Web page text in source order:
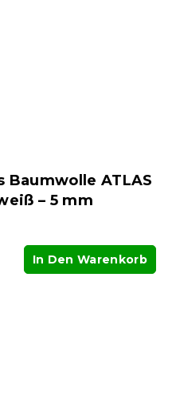
ATLAS
– 5 mm
In Den Warenkorb